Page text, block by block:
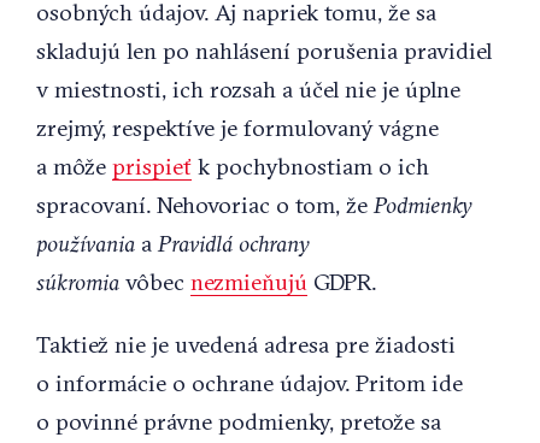
osobných údajov. Aj napriek tomu, že sa
skladujú len po nahlásení porušenia pravidiel
v miestnosti, ich rozsah a účel nie je úplne
zrejmý, respektíve je formulovaný vágne
a môže prispieť k pochybnostiam o ich
spracovaní. Nehovoriac o tom, že Podmienky
používania a Pravidlá ochrany
súkromia vôbec nezmieňujú GDPR.
Taktiež nie je uvedená adresa pre žiadosti
o informácie o ochrane údajov. Pritom ide
o povinné právne podmienky, pretože sa